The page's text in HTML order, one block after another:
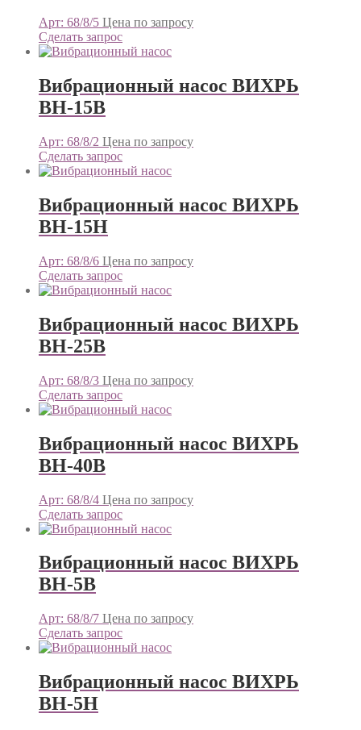
Арт: 68/8/5 Цена по запросу
Сделать запрос
Вибрационный насос ВИХРЬ
ВН-15В
Арт: 68/8/2 Цена по запросу
Сделать запрос
Вибрационный насос ВИХРЬ
ВН-15Н
Арт: 68/8/6 Цена по запросу
Сделать запрос
Вибрационный насос ВИХРЬ
ВН-25В
Арт: 68/8/3 Цена по запросу
Сделать запрос
Вибрационный насос ВИХРЬ
ВН-40В
Арт: 68/8/4 Цена по запросу
Сделать запрос
Вибрационный насос ВИХРЬ
ВН-5В
Арт: 68/8/7 Цена по запросу
Сделать запрос
Вибрационный насос ВИХРЬ
ВН-5Н